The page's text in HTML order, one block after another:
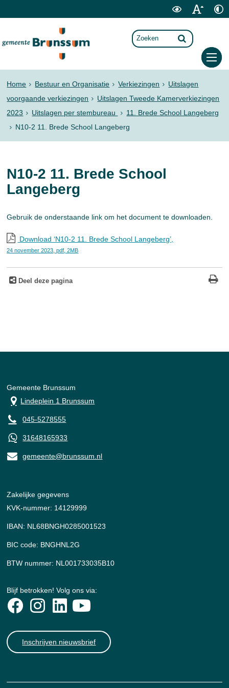
Home Bestuur en Organisatie Verkiezingen
Uitslagen
voorgaande verkiezingen
Uitslagen Tweede Kamerverkiezingen
2023
Uitslagen per stembureau
11. Brede School Langeberg
N10-2 11. Brede School Langeberg
N10-2 11. Brede School
Langeberg
Gebruik de onderstaande link om het document te downloaden.
Download ‘N10-2 11. Brede School Langeberg’,
24 november 2023,pdf , 2MB
Deel deze pagina
Gemeente Brunssum
Lindeplein 1 Brunssum
045-5278555
31648165933
gemeente@brunssum.nl
Zakelijke gegevens
KVK-nummer: 14129999
IBAN: NL68BNGH0285001523
BIC code: BNGHNL2G
BTW nummer: NL001733035B10
Blijf betrokken! Volg ons via:
Inschrijven nieuwsbrief